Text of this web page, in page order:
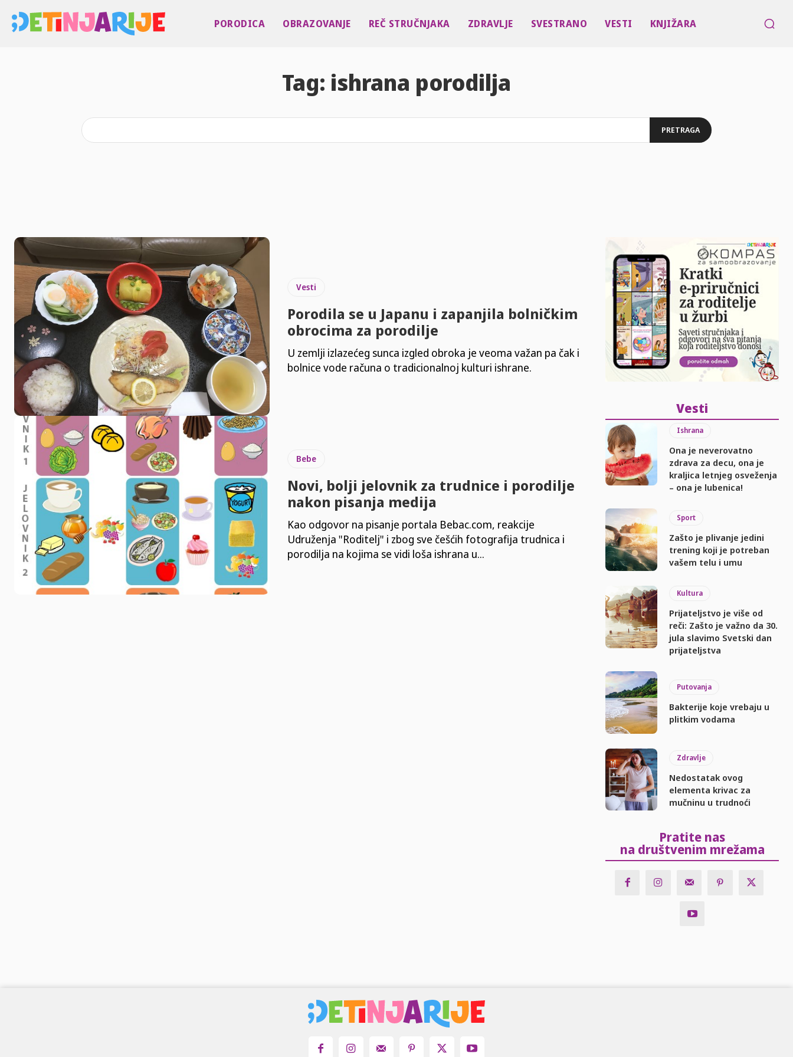
PORODICA OBRAZOVANJE REČ STRUČNJAKA ZDRAVLJE SVESTRANO VESTI KNJIŽARA
Tag: ishrana porodilja
PRETRAGA
Vesti
Porodila se u Japanu i zapanjila bolničkim
obrocima za porodilje
U zemlji izlazećeg sunca izgled obroka je veoma važan pa čak i
bolnice vode računa o tradicionalnoj kulturi ishrane.
Bebe
Novi, bolji jelovnik za trudnice i porodilje
nakon pisanja medija
Kao odgovor na pisanje portala Bebac.com, reakcije
Udruženja "Roditelj" i zbog sve češćih fotografija trudnica i
porodilja na kojima se vidi loša ishrana u...
Vesti
Ishrana
Ona je neverovatno
zdrava za decu, ona je
kraljica letnjeg osveženja
– ona je lubenica!
Sport
Zašto je plivanje jedini
trening koji je potreban
vašem telu i umu
Kultura
Prijateljstvo je više od
reči: Zašto je važno da 30.
jula slavimo Svetski dan
prijateljstva
Putovanja
Bakterije koje vrebaju u
plitkim vodama
Zdravlje
Nedostatak ovog
elementa krivac za
mučninu u trudnoći
Pratite nas
na društvenim mrežama